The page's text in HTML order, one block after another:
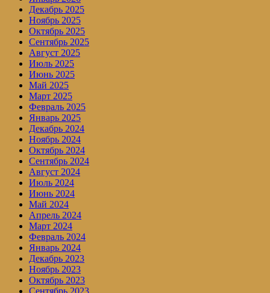
Декабрь 2025
Ноябрь 2025
Октябрь 2025
Сентябрь 2025
Август 2025
Июль 2025
Июнь 2025
Май 2025
Март 2025
Февраль 2025
Январь 2025
Декабрь 2024
Ноябрь 2024
Октябрь 2024
Сентябрь 2024
Август 2024
Июль 2024
Июнь 2024
Май 2024
Апрель 2024
Март 2024
Февраль 2024
Январь 2024
Декабрь 2023
Ноябрь 2023
Октябрь 2023
Сентябрь 2023